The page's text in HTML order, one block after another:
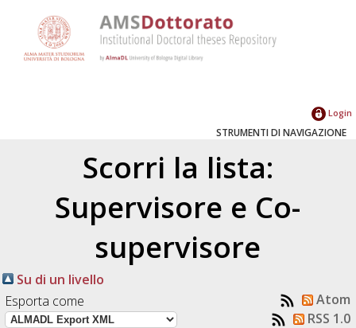
Login
STRUMENTI DI NAVIGAZIONE
Scorri la lista:
Supervisore e Co-
supervisore
Su di un livello
Esporta come
Atom
RSS 1.0